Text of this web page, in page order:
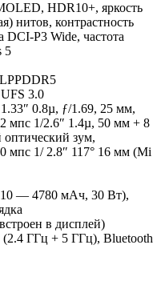
HDR10+, яркость
нитов, контрастность
DCI-P3 Wide, частота
5
3.0
0.8µ, ƒ/1.69, 25 мм,
мпс 1/2.6″ 1.4µ, 50 мм + 8
зум,
мпс 1/ 2.8″ 117° 16 мм (Mi
— 4780 мАч, 30 Вт),
в дисплей)
ГГц + 5 ГГц), Bluetooth